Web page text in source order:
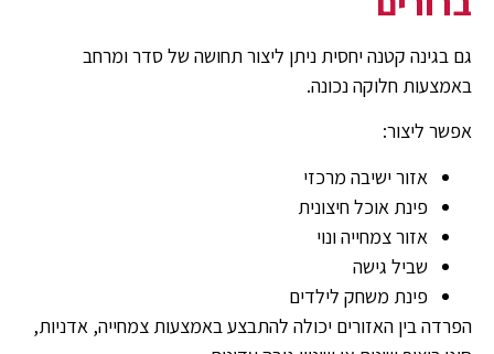
גם בגינה קטנה יחסית ניתן ליצור תחושה של סדר ומרחב
באמצעות חלוקה נכונה.
אפשר ליצור:
אזור ישיבה מרכזי
פינת אוכל חיצונית
אזור צמחייה ונוי
שביל גישה
פינת משחק לילדים
הפרדה בין האזורים יכולה להתבצע באמצעות צמחייה, אדניות,